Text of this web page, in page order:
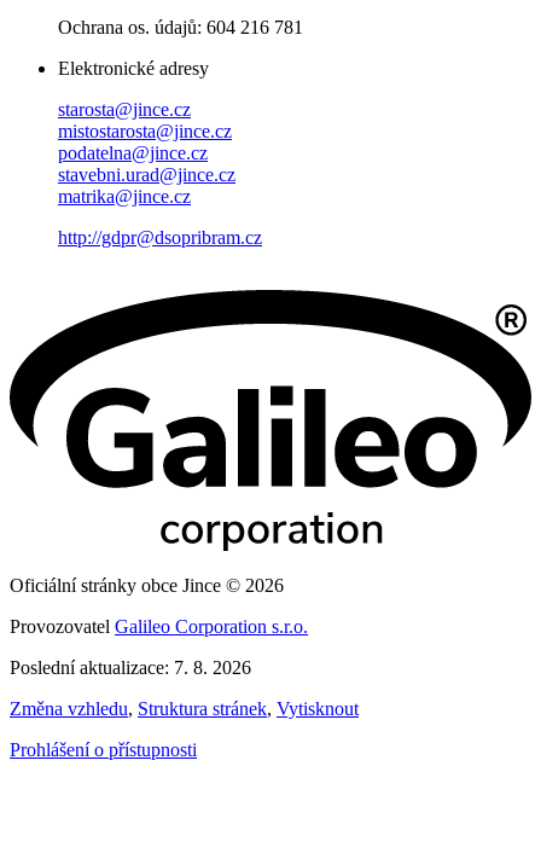
Ochrana os. údajů: 604 216 781
Elektronické adresy
starosta@jince.cz
mistostarosta@jince.cz
podatelna@jince.cz
stavebni.urad@jince.cz
matrika@jince.cz
http://gdpr@dsopribram.cz
Oficiální stránky obce Jince © 2026
Provozovatel Galileo Corporation s.r.o.
Poslední aktualizace: 7. 8. 2026
Změna vzhledu, Struktura stránek, Vytisknout
Prohlášení o přístupnosti